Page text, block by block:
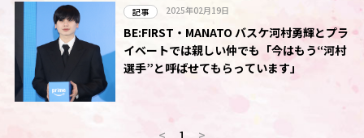
記事 2025年02月19日
BE:FIRST・MANATO バスケ河村勇輝とプラ
イベートでは親しい仲でも「今はもう“河村
選手”と呼ばせてもらっています」
< 1 >